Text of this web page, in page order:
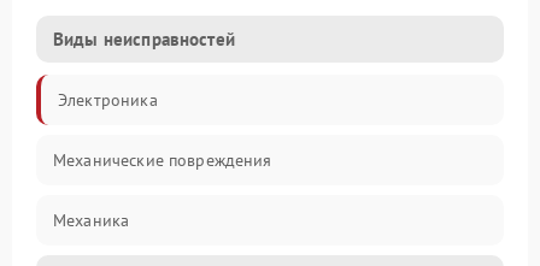
Виды неисправностей
Электроника
Механические повреждения
Механика